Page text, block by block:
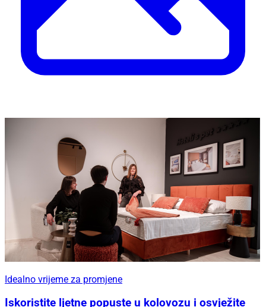
Idealno vrijeme za promjene
Iskoristite ljetne popuste u kolovozu i osvježite